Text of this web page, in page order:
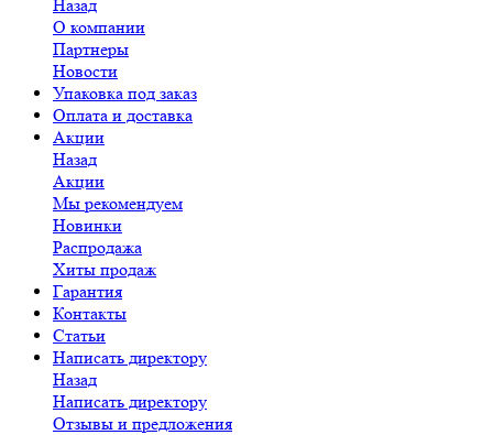
Назад
О компании
Партнеры
Новости
Упаковка под заказ
Оплата и доставка
Акции
Назад
Акции
Мы рекомендуем
Новинки
Распродажа
Хиты продаж
Гарантия
Контакты
Статьи
Написать директору
Назад
Написать директору
Отзывы и предложения